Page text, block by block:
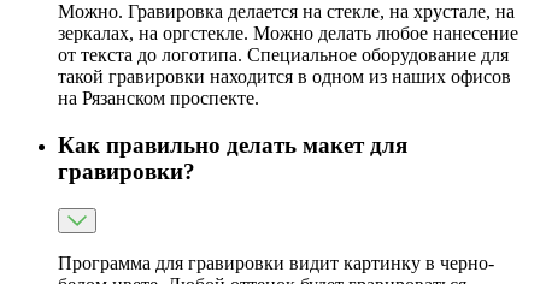
Можно. Гравировка делается на стекле, на хрустале, на
зеркалах, на оргстекле. Можно делать любое нанесение
от текста до логотипа. Специальное оборудование для
такой гравировки находится в одном из наших офисов
на Рязанском проспекте.
Как правильно делать макет для
гравировки?
Программа для гравировки видит картинку в черно-